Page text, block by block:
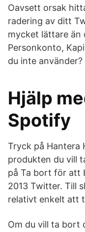
Oavsett orsak
radering av ditt
mycket lättare än
Personkonto,
du inte använder?
Hjälp
Spotify
Tryck på Hantera
produkten du vill
på Ta bort för att
2013 Twitter. Till
relativt enkelt att
Om du vill ta bort